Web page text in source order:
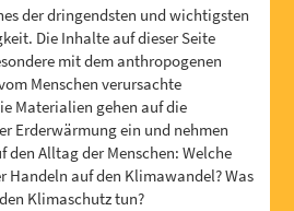
der dringendsten und wichtigsten
Die Inhalte auf dieser Seite
mit dem anthropogenen
Menschen verursachte
Materialien gehen auf die
Erderwärmung ein und nehmen
den Alltag der Menschen: Welche
Handeln auf den Klimawandel? Was
Klimaschutz tun?